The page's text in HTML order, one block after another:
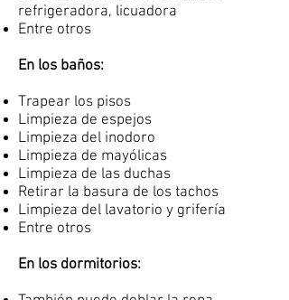
refrigeradora, licuadora
Entre otros
En los baños:
Trapear los pisos
Limpieza de espejos
Limpieza del inodoro
Limpieza de mayólicas
Limpieza de las duchas
Retirar la basura de los tachos
Limpieza del lavatorio y grifería
Entre otros
En los dormitorios: